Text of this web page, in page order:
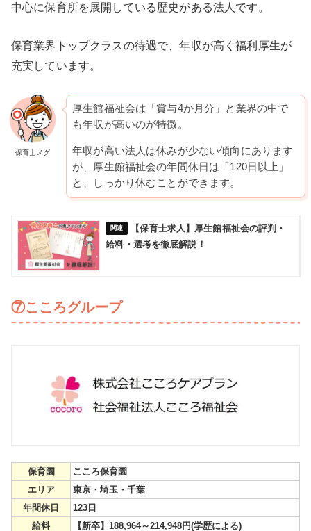
中心に保育所を展開している歴史がある法人です。
保育業界トップクラスの待遇で、年収が高く福利厚生が
充実しています。
保育士メグ
厚生館福祉会は「賞与4か月分」と業界の中で
も年収が高いのが特徴。
年収が高い法人は休みが少ない傾向にあります
が、厚生館福祉会の年間休日は「120日以上」
と、しっかり休むことができます。
【保育士求人】厚生館福祉会の評判・
給料・選考を徹底解説！
⑦こころグループ
保育園
こころ保育園
エリア
東京・埼玉・千葉
年間休日
123日
給料
【新卒】188,964～214,948円(学歴による)